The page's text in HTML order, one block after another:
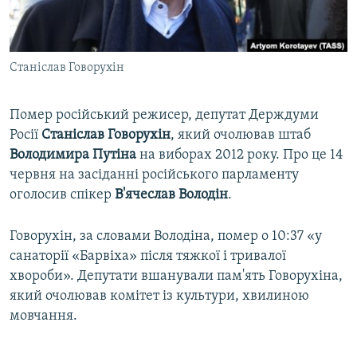
ВІДЕОУРОКИ «ELIFBE»
СВІДЧЕННЯ ОКУПАЦІЇ
УКРАЇНСЬКА ПРОБЛЕМА КРИМУ
Русский
Qırımtatar
Усі сайти RFE/RL
Станіслав Говорухін
Помер російський режисер, депутат Держдуми
Росії Станіслав Говорухін, який очолював штаб
Володимира Путіна на виборах 2012 року. Про це 14
червня на засіданні російського парламенту
оголосив спікер В'ячеслав Володін.
Говорухін, за словами Володіна, помер о 10:37 «у
санаторії «Барвіха» після тяжкої і тривалої
хвороби». Депутати вшанували пам'ять Говорухіна,
який очолював комітет із культури, хвилиною
мовчання.